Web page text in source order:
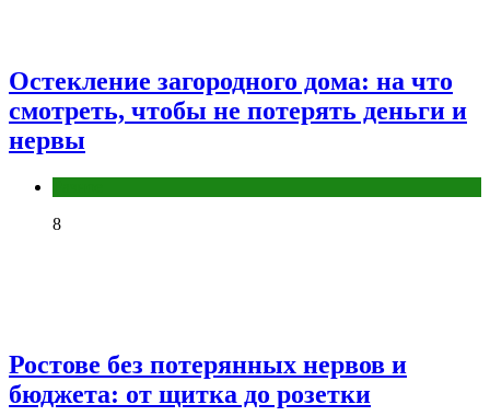
Остекление загородного дома: на что
смотреть, чтобы не потерять деньги и
нервы
8
Ростове без потерянных нервов и
бюджета: от щитка до розетки